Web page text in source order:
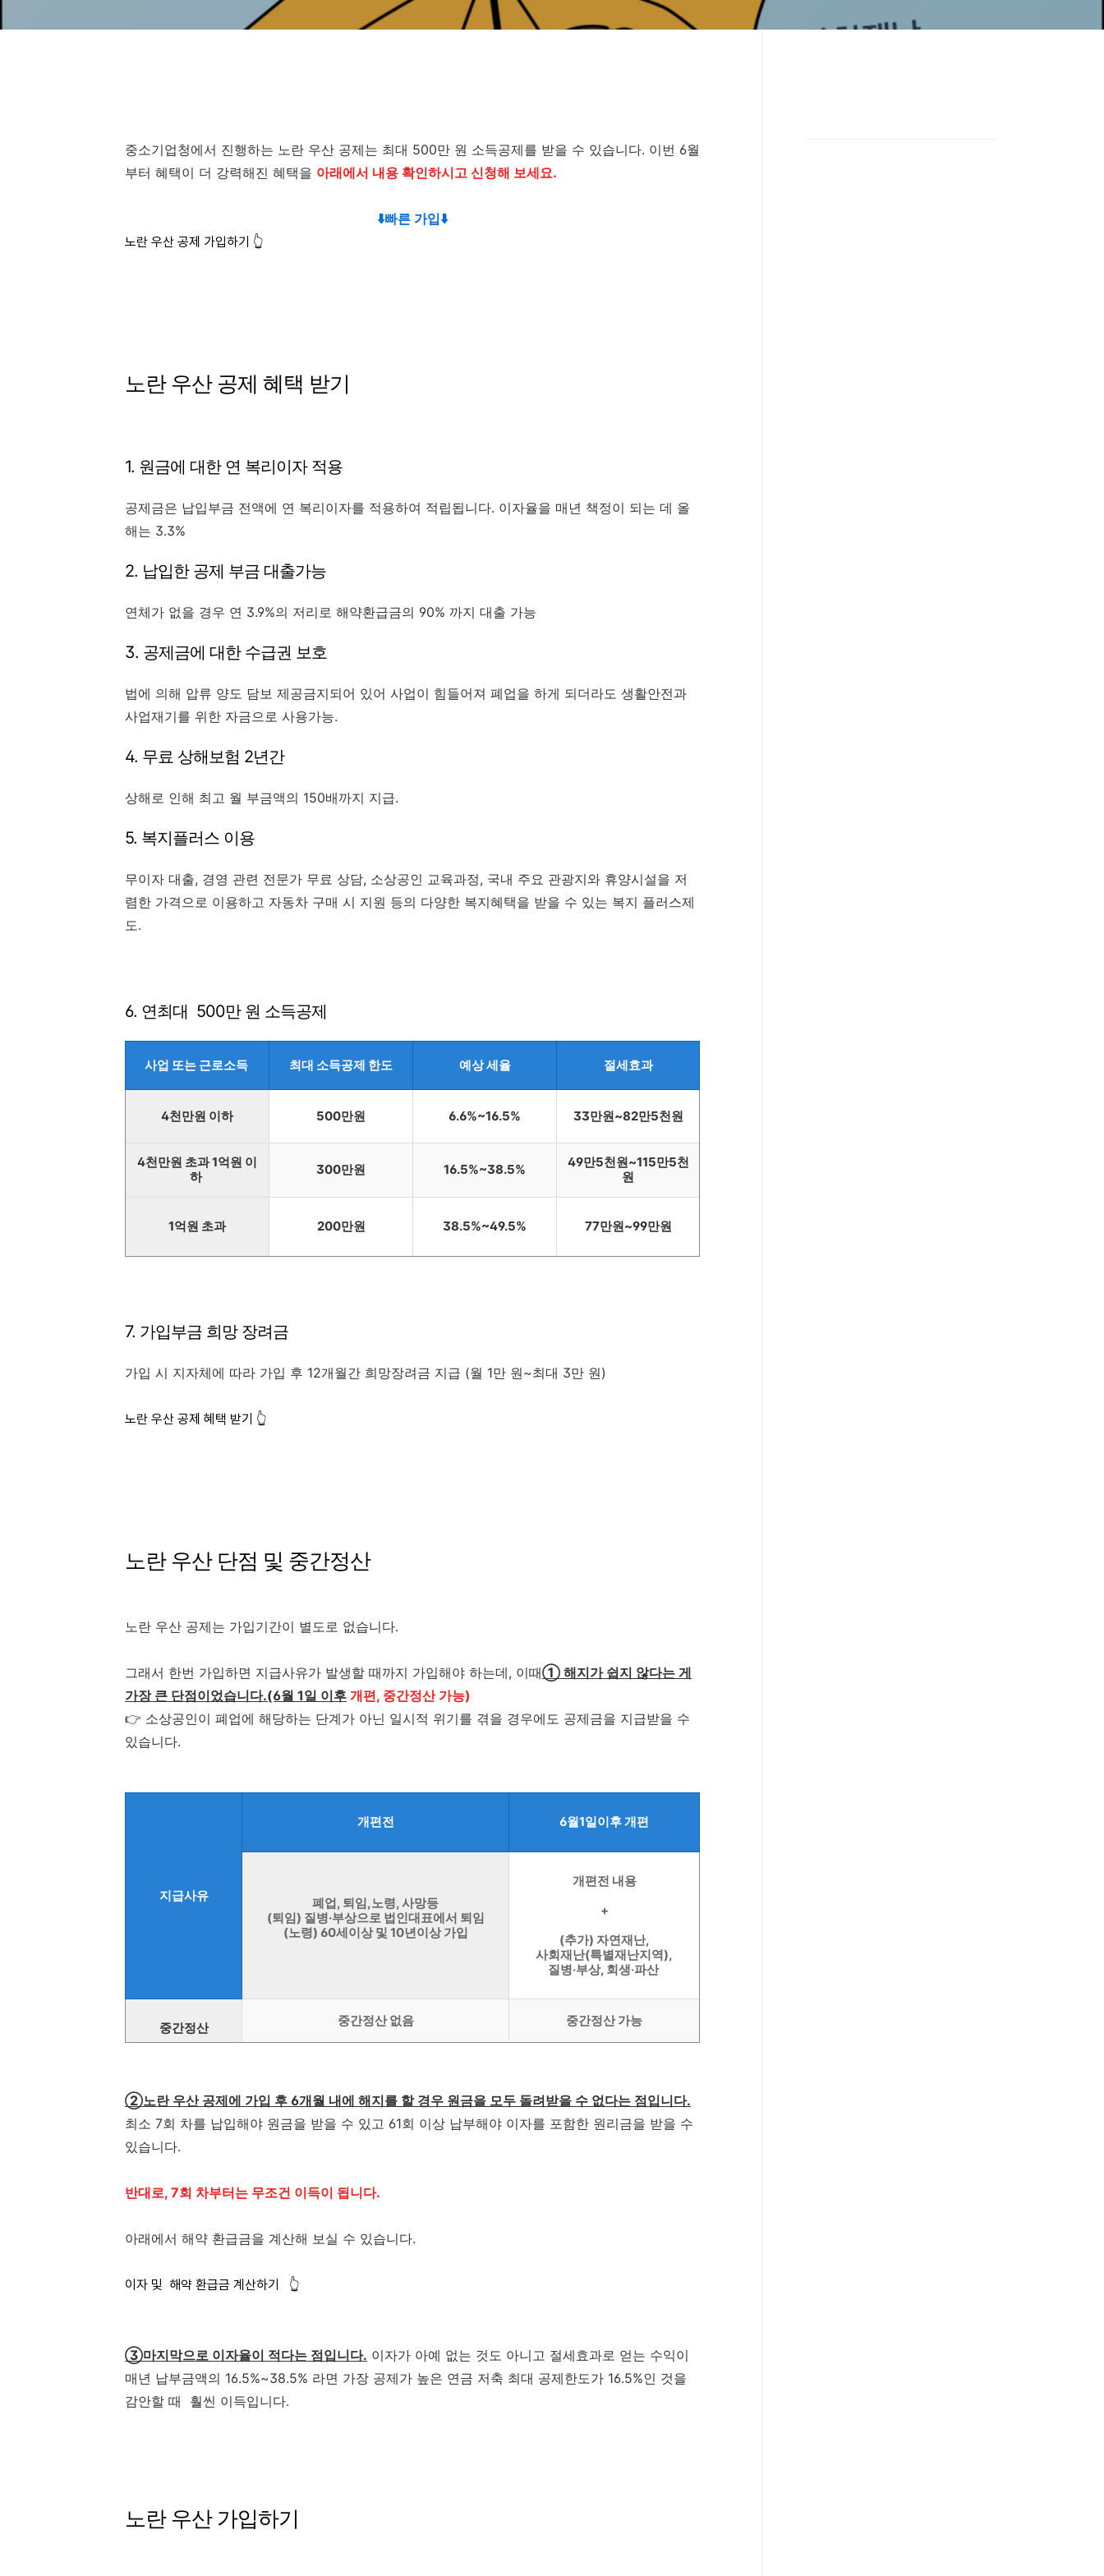
중소기업청에서 진행하는 노란 우산 공제는 최대 500만 원 소득공제를 받을 수 있습니다. 이번 6월
부터 혜택이 더 강력해진 혜택을 아래에서 내용 확인하시고 신청해 보세요.
⬇️빠른 가입⬇️
노란 우산 공제 가입하기 👆
노란 우산 공제 혜택 받기
1. 원금에 대한 연 복리이자 적용
공제금은 납입부금 전액에 연 복리이자를 적용하여 적립됩니다. 이자율을 매년 책정이 되는 데 올
해는 3.3%
2. 납입한 공제 부금 대출가능
연체가 없을 경우 연 3.9%의 저리로 해약환급금의 90% 까지 대출 가능
3. 공제금에 대한 수급권 보호
법에 의해 압류 양도 담보 제공금지되어 있어 사업이 힘들어져 폐업을 하게 되더라도 생활안전과
사업재기를 위한 자금으로 사용가능.
4. 무료 상해보험 2년간
상해로 인해 최고 월 부금액의 150배까지 지급.
5. 복지플러스 이용
무이자 대출, 경영 관련 전문가 무료 상담, 소상공인 교육과정, 국내 주요 관광지와 휴양시설을 저
렴한 가격으로 이용하고 자동차 구매 시 지원 등의 다양한 복지혜택을 받을 수 있는 복지 플러스제
도.
6. 연최대 500만 원 소득공제
사업 또는 근로소득 최대 소득공제 한도 예상 세율 절세효과
4천만원 이하 500만원 6.6%~16.5% 33만원~82만5천원
4천만원 초과 1억원 이
하
300만원 16.5%~38.5%
49만5천원~115만5천
원
1억원 초과 200만원 38.5%~49.5% 77만원~99만원
7. 가입부금 희망 장려금
가입 시 지자체에 따라 가입 후 12개월간 희망장려금 지급 (월 1만 원~최대 3만 원)
노란 우산 공제 혜택 받기 👆
노란 우산 단점 및 중간정산
노란 우산 공제는 가입기간이 별도로 없습니다.
그래서 한번 가입하면 지급사유가 발생할 때까지 가입해야 하는데, 이때① 해지가 쉽지 않다는 게
가장 큰 단점이었습니다.(6월 1일 이후 개편, 중간정산 가능)
👉 소상공인이 폐업에 해당하는 단계가 아닌 일시적 위기를 겪을 경우에도 공제금을 지급받을 수
있습니다.
지급사유
개편전 6월1일이후 개편
폐업, 퇴임,노령, 사망등
(퇴임) 질병·부상으로 법인대표에서 퇴임
(노령) 60세이상 및 10년이상 가입
개편전 내용
+
(추가) 자연재난,
사회재난(특별재난지역),
질병‧부상, 회생‧파산
중간정산 중간정산 없음 중간정산 가능
②노란 우산 공제에 가입 후 6개월 내에 해지를 할 경우 원금을 모두 돌려받을 수 없다는 점입니다.
최소 7회 차를 납입해야 원금을 받을 수 있고 61회 이상 납부해야 이자를 포함한 원리금을 받을 수
있습니다.
반대로, 7회 차부터는 무조건 이득이 됩니다.
아래에서 해약 환급금을 계산해 보실 수 있습니다.
이자 및 해약 환급금 계산하기 👆
③마지막으로 이자율이 적다는 점입니다. 이자가 아예 없는 것도 아니고 절세효과로 얻는 수익이
매년 납부금액의 16.5%~38.5% 라면 가장 공제가 높은 연금 저축 최대 공제한도가 16.5%인 것을
감안할 때 훨씬 이득입니다.
노란 우산 가입하기